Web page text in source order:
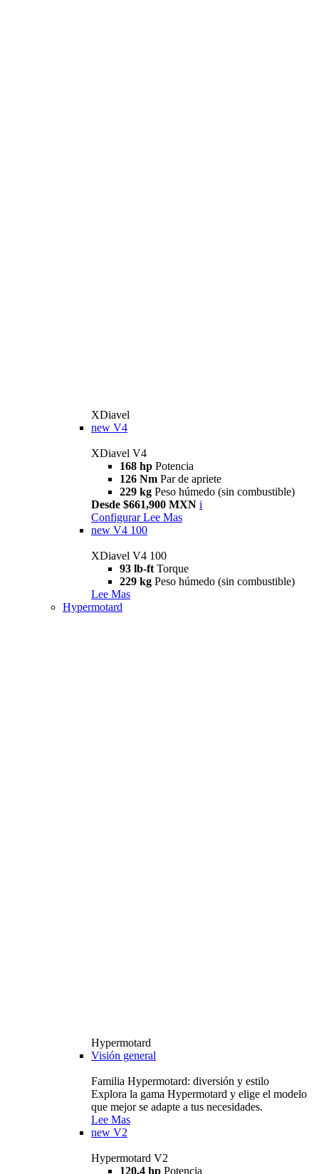
XDiavel
new V4
XDiavel V4
168 hp Potencia
126 Nm Par de apriete
229 kg Peso húmedo (sin combustible)
Desde $661,900 MXN i
Configurar Lee Mas
new V4 100
XDiavel V4 100
93 lb-ft Torque
229 kg Peso húmedo (sin combustible)
Lee Mas
Hypermotard
Hypermotard
Visión general
Familia Hypermotard: diversión y estilo
Explora la gama Hypermotard y elige el modelo
que mejor se adapte a tus necesidades.
Lee Mas
new V2
Hypermotard V2
120,4 hp Potencia